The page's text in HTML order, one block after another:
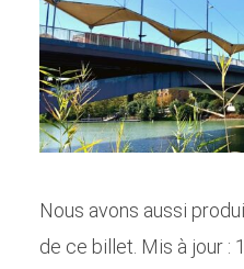
Nous avons aussi
de ce billet. Mis à jour :